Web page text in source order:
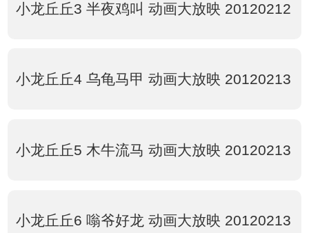
小龙丘丘3 半夜鸡叫 动画大放映 20120212
小龙丘丘4 乌龟马甲 动画大放映 20120213
小龙丘丘5 木牛流马 动画大放映 20120213
小龙丘丘6 嗡爷好龙 动画大放映 20120213